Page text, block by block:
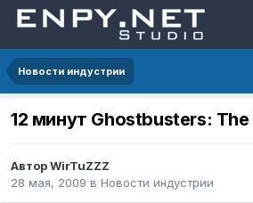
Новости индустрии
12 минут Ghostbusters: The
АвторWirTuZZZ
28 мая, 2009 в Новости индустрии